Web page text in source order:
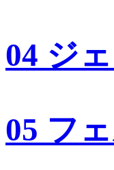
04 ジ
05 フ